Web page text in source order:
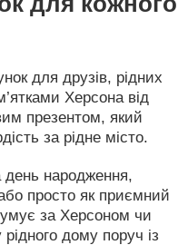
для друзів, рідних
Херсона від
презентом, який
за рідне місто.
день народження,
просто як приємний
за Херсоном чи
дому поруч із